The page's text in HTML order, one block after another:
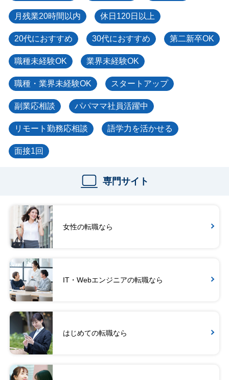
月残業20時間以内 休日120日以上
20代におすすめ 30代におすすめ 第二新卒OK
職種未経験OK 業界未経験OK
職種・業界未経験OK スタートアップ
副業応相談 パパママ社員活躍中
リモート勤務応相談 語学力を活かせる
面接1回
専門サイト
女性の転職なら
IT・Webエンジニアの転職なら
はじめての転職なら